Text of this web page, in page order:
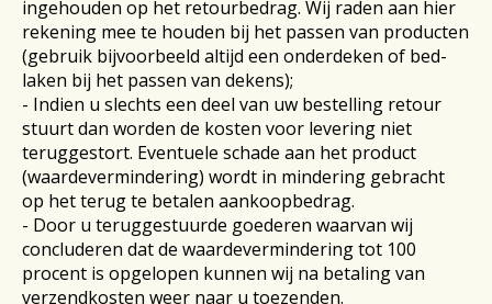
ingehouden op het retourbedrag. Wij raden aan hier
rekening mee te houden bij het passen van producten
(gebruik bijvoorbeeld altijd een onderdeken of bed-
laken bij het passen van dekens);
- Indien u slechts een deel van uw bestelling retour
stuurt dan worden de kosten voor levering niet
teruggestort. Eventuele schade aan het product
(waardevermindering) wordt in mindering gebracht
op het terug te betalen aankoopbedrag.
- Door u teruggestuurde goederen waarvan wij
concluderen dat de waardevermindering tot 100
procent is opgelopen kunnen wij na betaling van
verzendkosten weer naar u toezenden.